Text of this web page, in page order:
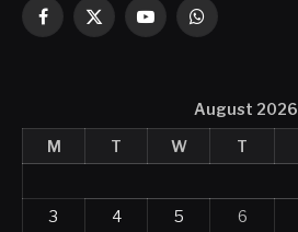
Facebook
X
YouTubeWhatsApp
August 2026
M
T W T
3
4 5 6